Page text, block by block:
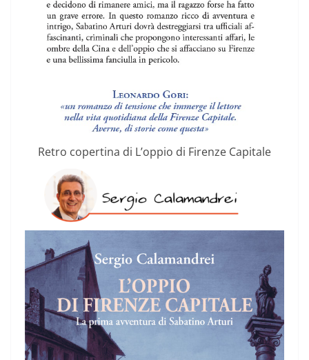
Retro copertina di L’oppio di Firenze Capitale